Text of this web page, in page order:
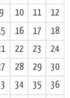
9 10 11
12
16 17
18
22 23
24
28 29
30
34 35
36